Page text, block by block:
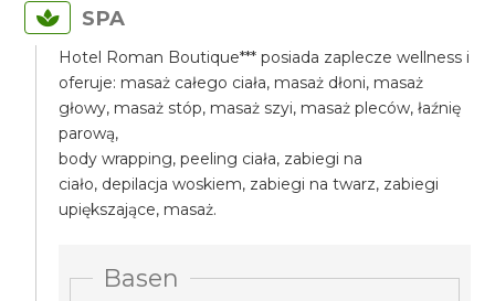
SPA
Hotel Roman Boutique*** posiada zaplecze wellness i
oferuje: masaż całego ciała, masaż dłoni, masaż
głowy, masaż stóp, masaż szyi, masaż pleców, łaźnię
parową,
body wrapping, peeling ciała, zabiegi na
ciało, depilacja woskiem, zabiegi na twarz, zabiegi
upiększające, masaż.
Basen